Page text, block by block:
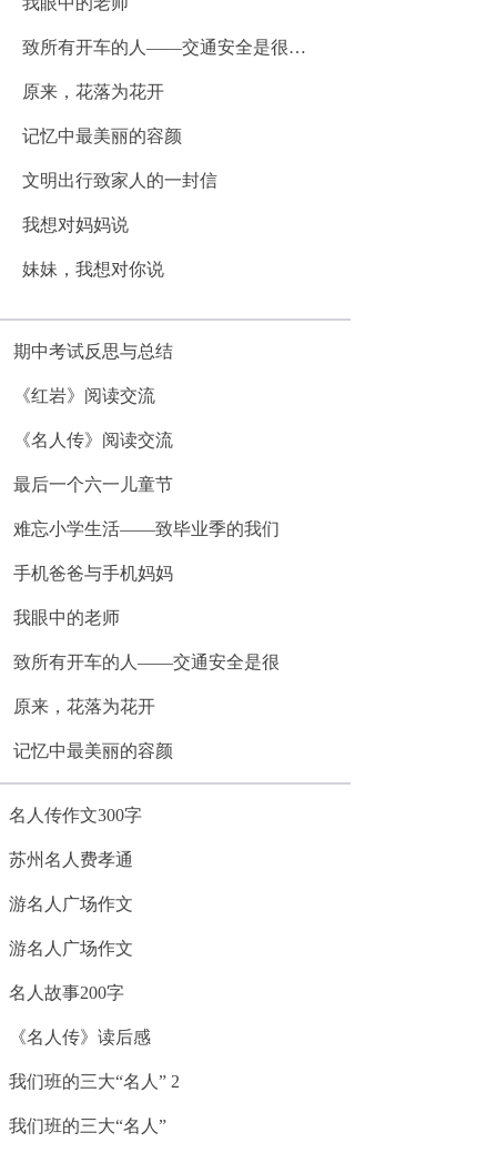
致所有开车的人——交通安全是很…
原来，花落为花开
记忆中最美丽的容颜
文明出行致家人的一封信
我想对妈妈说
妹妹，我想对你说
期中考试反思与总结
《红岩》阅读交流
《名人传》阅读交流
最后一个六一儿童节
难忘小学生活——致毕业季的我们
手机爸爸与手机妈妈
我眼中的老师
致所有开车的人——交通安全是很
原来，花落为花开
记忆中最美丽的容颜
名人传作文300字
苏州名人费孝通
游名人广场作文
游名人广场作文
名人故事200字
《名人传》读后感
我们班的三大“名人” 2
我们班的三大“名人”